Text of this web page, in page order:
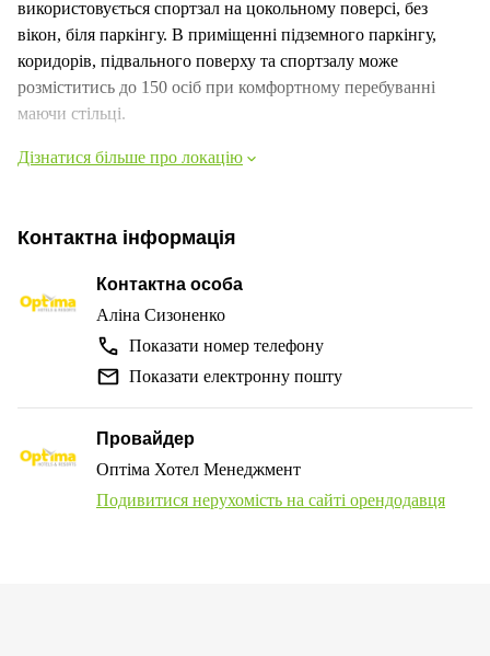
використовується спортзал на цокольному поверсі, без
вікон, біля паркінгу. В приміщенні підземного паркінгу,
коридорів, підвального поверху та спортзалу може
розміститись до 150 осіб при комфортному перебуванні
маючи стільці.
Дізнатися більше про локацію
Контактна інформація
Контактна особа
Аліна Сизоненко
Показати номер телефону
Показати електронну пошту
Провайдер
Оптіма Хотел Менеджмент
Подивитися нерухомість на сайті орендодавця